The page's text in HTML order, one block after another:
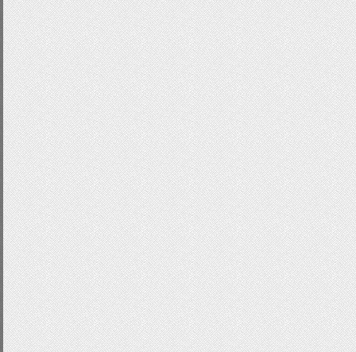
.yellow:hover{
color: #333;
background:-webkit-linear-gradient(
#efd334)!important;
background:-moz-linear-gradient(top
#efd334)!important;
background:-ms-linear-gradient(top,
#efd334)!important;
background:-o-linear-gradient(top,
#efd334)!important;
-webkit-border-radius:4px;
-moz-border-radius:4px;
-o-border-radius:4px;
border-radius:4px;
text-decoration:none;
}
.white{text-decoration:none;display
block;padding:3px;outline:0;margin:
color:#F5F5F5;}